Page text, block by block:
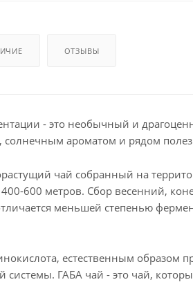
ОТЗЫВЫ
- это необычный и
ароматом и рядом
чай собранный на
600 метров. Сбор весенний,
меньшей степенью
естественным образом
системы. ГАБА чай - это чай,